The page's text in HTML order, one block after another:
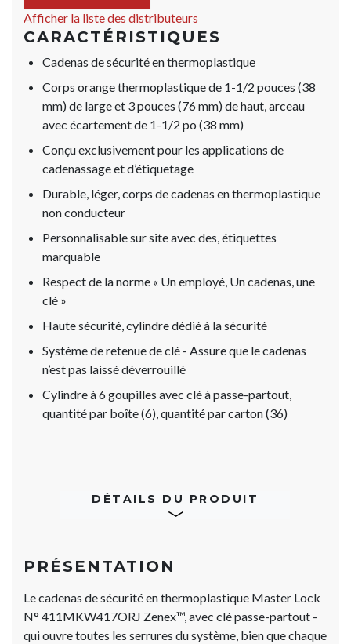
Afficher la liste des distributeurs
CARACTÉRISTIQUES
Cadenas de sécurité en thermoplastique
Corps orange thermoplastique de 1-1/2 pouces (38
mm) de large et 3 pouces (76 mm) de haut, arceau
avec écartement de 1-1/2 po (38 mm)
Conçu exclusivement pour les applications de
cadenassage et d’étiquetage
Durable, léger, corps de cadenas en thermoplastique
non conducteur
Personnalisable sur site avec des, étiquettes
marquable
Respect de la norme « Un employé, Un cadenas, une
clé »
Haute sécurité, cylindre dédié à la sécurité
Système de retenue de clé - Assure que le cadenas
n’est pas laissé déverrouillé
Cylindre à 6 goupilles avec clé à passe-partout,
quantité par boîte (6), quantité par carton (36)
DÉTAILS DU PRODUIT
PRÉSENTATION
Le cadenas de sécurité en thermoplastique Master Lock
N° 411MKW417ORJ Zenex™, avec clé passe-partout -
qui ouvre toutes les serrures du système, bien que chaque